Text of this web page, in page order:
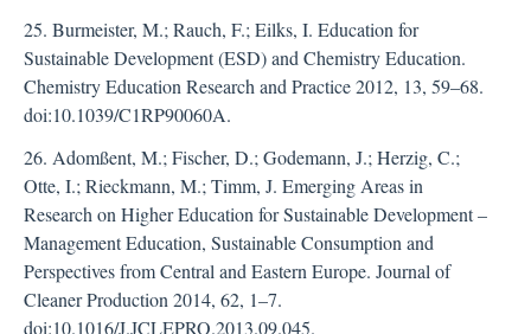
25. Burmeister, M.; Rauch, F.; Eilks, I. Education for
Sustainable Development (ESD) and Chemistry Education.
Chemistry Education Research and Practice 2012, 13, 59–68.
doi:10.1039/C1RP90060A.
26. Adomßent, M.; Fischer, D.; Godemann, J.; Herzig, C.;
Otte, I.; Rieckmann, M.; Timm, J. Emerging Areas in
Research on Higher Education for Sustainable Development –
Management Education, Sustainable Consumption and
Perspectives from Central and Eastern Europe. Journal of
Cleaner Production 2014, 62, 1–7.
doi:10.1016/J.JCLEPRO.2013.09.045.